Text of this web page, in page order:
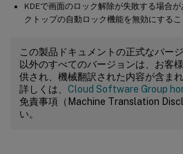
KDEで画面のロック解除が失敗する場合
クトップの自動ロック機能を無効にするこ
この製品ドキュメントの正式なバー
以外のすべてのバージョンは、お客
供され、機械翻訳された内容が含ま
詳しくは、 Cloud Software Group
免責事項（Machine Translation
い。